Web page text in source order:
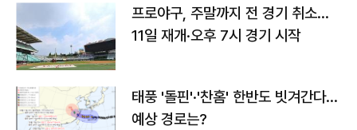
프로야구, 주말까지 전 경기 취소…
11일 재개·오후 7시 경기 시작
태풍 '돌핀'·'찬홈' 한반도 빗겨간다…
예상 경로는?